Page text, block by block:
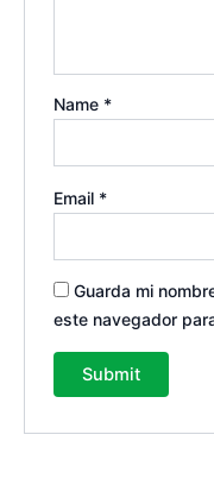
Name *
Email *
Guarda mi
este navegador